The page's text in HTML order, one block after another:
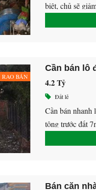
biệt, chủ sẽ
RAO BÁN
4.2 Tỷ
Đất lẻ
Cần bán nhanh
tông trước đất